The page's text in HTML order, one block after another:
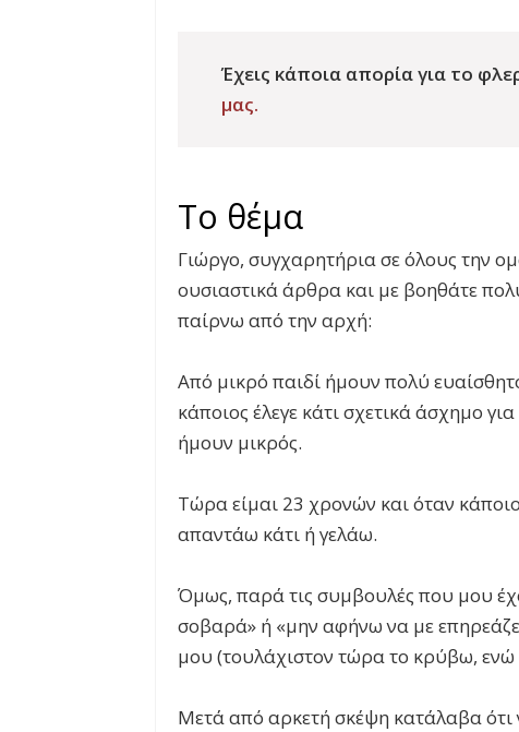
Έχεις κάποια απορία για το
μας.
Το θέμα
Γιώργο, συγχαρητήρια σε όλους την
ουσιαστικά άρθρα και με βοηθάτε
παίρνω από την αρχή:
Από μικρό παιδί ήμουν πολύ
κάποιος έλεγε κάτι σχετικά άσχημο
ήμουν μικρός.
Τώρα είμαι 23 χρονών και όταν
απαντάω κάτι ή γελάω.
Όμως, παρά τις συμβουλές που μου
σοβαρά» ή «μην αφήνω να με
μου (τουλάχιστον τώρα το κρύβω, ενώ
Μετά από αρκετή σκέψη κατάλαβα ότι